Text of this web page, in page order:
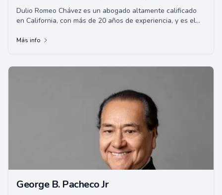
Dulio Romeo Chávez es un abogado altamente calificado
en California, con más de 20 años de experiencia, y es el
Más info
George B. Pacheco Jr